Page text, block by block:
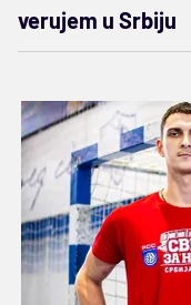
verujem u Srbiju